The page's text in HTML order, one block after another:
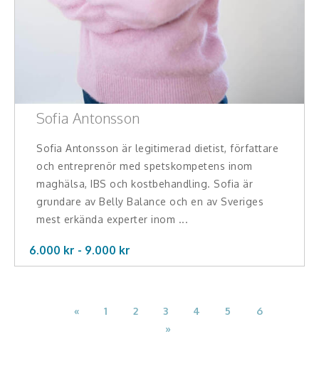
Sofia Antonsson
Sofia Antonsson är legitimerad dietist, författare
och entreprenör med spetskompetens inom
maghälsa, IBS och kostbehandling. Sofia är
grundare av Belly Balance och en av Sveriges
mest erkända experter inom ...
6.000 kr - 9.000 kr
« 1 2 3 4 5
6
»